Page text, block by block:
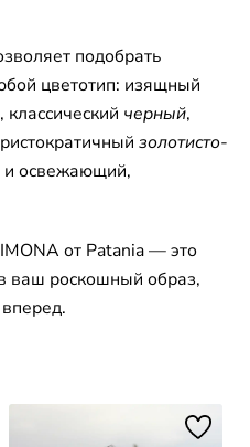
подобрать
цветотип: изящный
, классический черный,
золотисто-
и освежающий,
от Patania — это
ваш роскошный образ,